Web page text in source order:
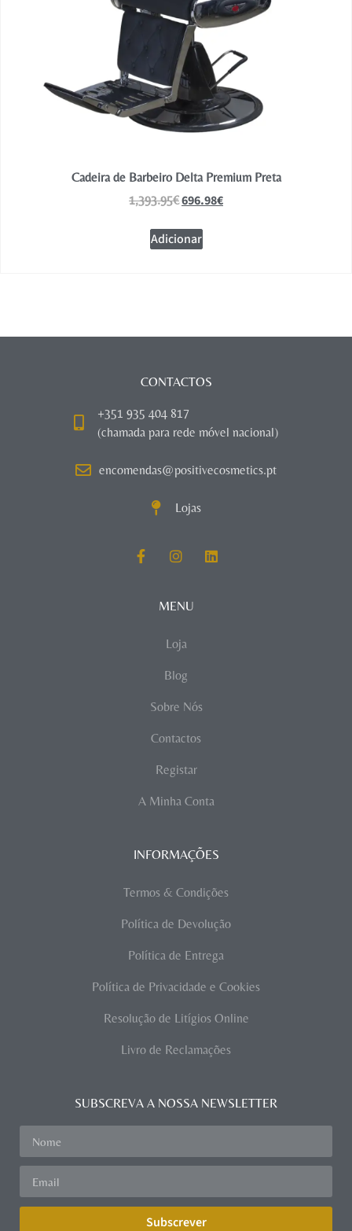
Cadeira de Barbeiro Delta Premium Preta
1,393.95€696.98€
Adicionar
CONTACTOS
+351 935 404 817
(chamada para rede móvel nacional)
encomendas@positivecosmetics.pt
Lojas
MENU
Loja
Blog
Sobre Nós
Contactos
Registar
A Minha Conta
INFORMAÇÕES
Termos & Condições
Política de Devolução
Política de Entrega
Política de Privacidade e Cookies
Resolução de Litígios Online
Livro de Reclamações
SUBSCREVA A NOSSA NEWSLETTER
Subscrever